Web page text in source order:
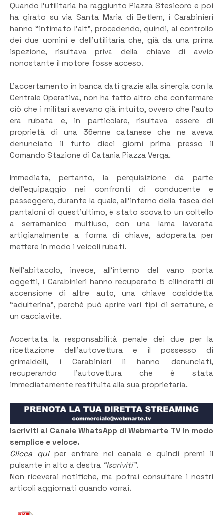
Quando l’utilitaria ha raggiunto Piazza Stesicoro e poi
ha girato su via Santa Maria di Betlem, i Carabinieri
hanno “intimato l’alt”, procedendo, quindi, al controllo
dei due uomini e dell’utilitaria che, già da una prima
ispezione, risultava priva della chiave di avvio
nonostante il motore fosse acceso.
L’accertamento in banca dati grazie alla sinergia con la
Centrale Operativa, non ha fatto altro che confermare
ciò che i militari avevano già intuito, ovvero che l’auto
era rubata e, in particolare, risultava essere di
proprietà di una 36enne catanese che ne aveva
denunciato il furto dieci giorni prima presso il
Comando Stazione di Catania Piazza Verga.
Immediata, pertanto, la perquisizione da parte
dell’equipaggio nei confronti di conducente e
passeggero, durante la quale, all’interno della tasca dei
pantaloni di quest’ultimo, è stato scovato un coltello
a serramanico multiuso, con una lama lavorata
artigianalmente a forma di chiave, adoperata per
mettere in modo i veicoli rubati.
Nell’abitacolo, invece, all’interno del vano porta
oggetti, i Carabinieri hanno recuperato 5 cilindretti di
accensione di altre auto, una chiave cosiddetta
“adulterina”, perché può aprire vari tipi di serrature, e
un cacciavite.
Accertata la responsabilità penale dei due per la
ricettazione dell’autovettura e il possesso di
grimaldelli, i Carabinieri li hanno denunciati,
recuperando l’autovettura che è stata
immediatamente restituita alla sua proprietaria.
Iscriviti al Canale WhatsApp di Webmarte TV in modo
semplice e veloce.
Clicca quiper entrare nel canale e quindi premi il
pulsante in alto a destra “Iscriviti”.
Non riceverai notifiche, ma potrai consultare i nostri
articoli aggiornati quando vorrai.